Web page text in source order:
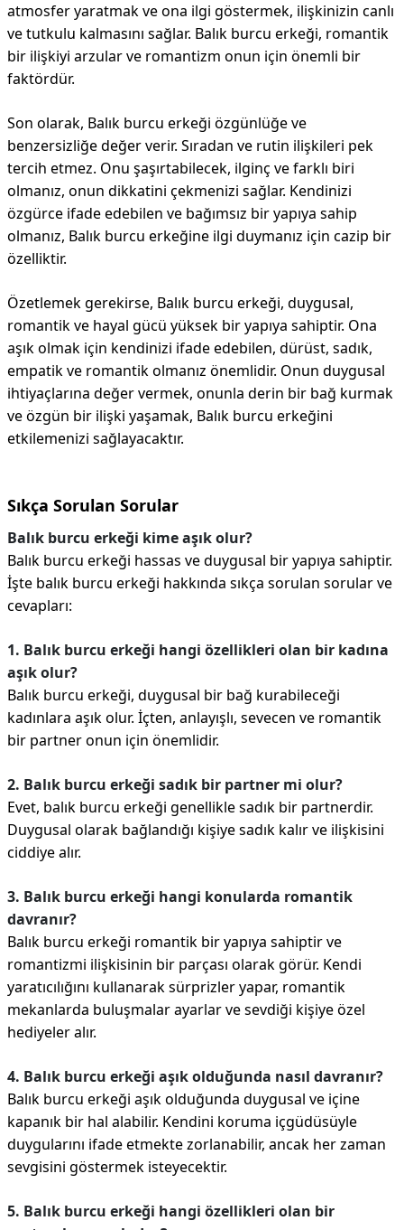
atmosfer yaratmak ve ona ilgi göstermek, ilişkinizin canlı
ve tutkulu kalmasını sağlar. Balık burcu erkeği, romantik
bir ilişkiyi arzular ve romantizm onun için önemli bir
faktördür.
Son olarak, Balık burcu erkeği özgünlüğe ve
benzersizliğe değer verir. Sıradan ve rutin ilişkileri pek
tercih etmez. Onu şaşırtabilecek, ilginç ve farklı biri
olmanız, onun dikkatini çekmenizi sağlar. Kendinizi
özgürce ifade edebilen ve bağımsız bir yapıya sahip
olmanız, Balık burcu erkeğine ilgi duymanız için cazip bir
özelliktir.
Özetlemek gerekirse, Balık burcu erkeği, duygusal,
romantik ve hayal gücü yüksek bir yapıya sahiptir. Ona
aşık olmak için kendinizi ifade edebilen, dürüst, sadık,
empatik ve romantik olmanız önemlidir. Onun duygusal
ihtiyaçlarına değer vermek, onunla derin bir bağ kurmak
ve özgün bir ilişki yaşamak, Balık burcu erkeğini
etkilemenizi sağlayacaktır.
Sıkça Sorulan Sorular
Balık burcu erkeği kime aşık olur?
Balık burcu erkeği hassas ve duygusal bir yapıya sahiptir.
İşte balık burcu erkeği hakkında sıkça sorulan sorular ve
cevapları:
1. Balık burcu erkeği hangi özellikleri olan bir kadına
aşık olur?
Balık burcu erkeği, duygusal bir bağ kurabileceği
kadınlara aşık olur. İçten, anlayışlı, sevecen ve romantik
bir partner onun için önemlidir.
2. Balık burcu erkeği sadık bir partner mi olur?
Evet, balık burcu erkeği genellikle sadık bir partnerdir.
Duygusal olarak bağlandığı kişiye sadık kalır ve ilişkisini
ciddiye alır.
3. Balık burcu erkeği hangi konularda romantik
davranır?
Balık burcu erkeği romantik bir yapıya sahiptir ve
romantizmi ilişkisinin bir parçası olarak görür. Kendi
yaratıcılığını kullanarak sürprizler yapar, romantik
mekanlarda buluşmalar ayarlar ve sevdiği kişiye özel
hediyeler alır.
4. Balık burcu erkeği aşık olduğunda nasıl davranır?
Balık burcu erkeği aşık olduğunda duygusal ve içine
kapanık bir hal alabilir. Kendini koruma içgüdüsüyle
duygularını ifade etmekte zorlanabilir, ancak her zaman
sevgisini göstermek isteyecektir.
5. Balık burcu erkeği hangi özellikleri olan bir